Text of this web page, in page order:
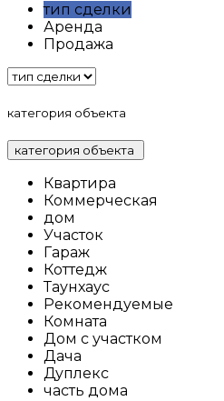
тип сделки
Аренда
Продажа
категория объекта
категория объекта
Квартира
Коммерческая
дом
Участок
Гараж
Коттедж
Таунхаус
Рекомендуемые
Комната
Дом с участком
Дача
Дуплекс
часть дома